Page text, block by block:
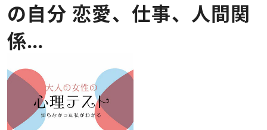
の自分 恋愛、仕事、人間関
係…